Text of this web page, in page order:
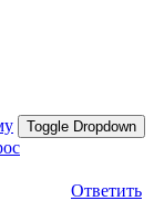
Toggle Dropdown
Ответить